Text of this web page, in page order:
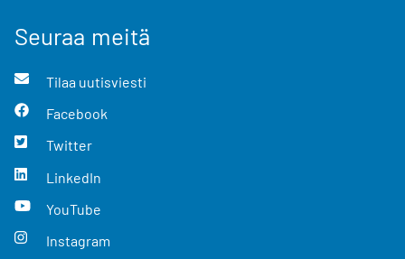
Seuraa meitä
Tilaa uutisviesti
Facebook
Twitter
LinkedIn
YouTube
Instagram